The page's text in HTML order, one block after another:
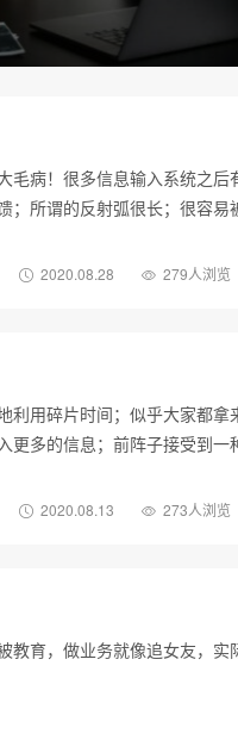
毛病！很多信息输入系统之
；所谓的反射弧很长；很容
2020.08.28 279人浏览
利用碎片时间；似乎大家都
更多的信息；前阵子接受到
2020.08.13 273人浏览
教育，做业务就像追女友，实